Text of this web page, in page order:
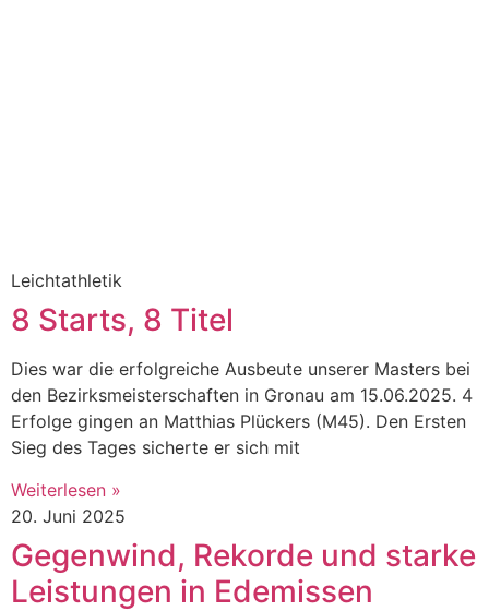
Leichtathletik
8 Starts, 8 Titel
Dies war die erfolgreiche Ausbeute unserer Masters bei
den Bezirksmeisterschaften in Gronau am 15.06.2025. 4
Erfolge gingen an Matthias Plückers (M45). Den Ersten
Sieg des Tages sicherte er sich mit
Weiterlesen »
20. Juni 2025
Gegenwind, Rekorde und starke
Leistungen in Edemissen